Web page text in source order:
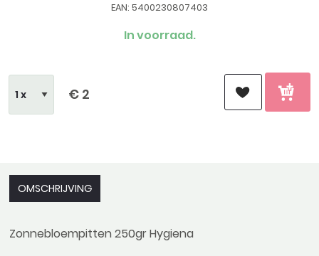
EAN: 5400230807403
In voorraad.
€ 2
OMSCHRIJVING
Zonnebloempitten 250gr Hygiena